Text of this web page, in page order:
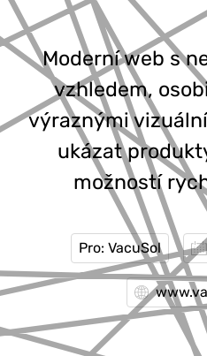
Moderní web s
vzhledem,
výraznými
ukázat
možností
Pro: VacuSol